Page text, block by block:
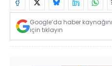
Google’da haber
için tıklayın